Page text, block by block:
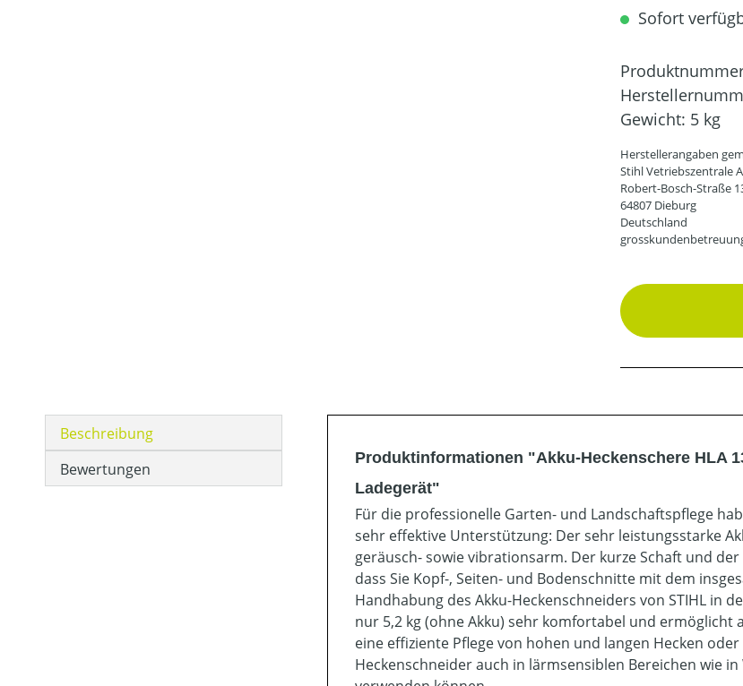
Sofort
Gewicht: 5 kg
Herstellerangaben
Stihl Vetriebszentrale
Robert-Bosch-Straße
64807 Dieburg
Deutschland
Beschreibung
Bewertungen
Produktinformationen "Akku-Heckenschere HLA
Ladegerät"
Für die professionelle Garten- und Landschaftspflege
sehr effektive Unterstützung: Der sehr leistungsstarke
geräusch- sowie vibrationsarm. Der kurze Schaft und
dass Sie Kopf-, Seiten- und Bodenschnitte mit dem
Handhabung des Akku-Heckenschneiders von STIHL in
nur 5,2 kg (ohne Akku) sehr komfortabel und
eine effiziente Pflege von hohen und langen Hecken
Heckenschneider auch in lärmsensiblen Bereichen wie